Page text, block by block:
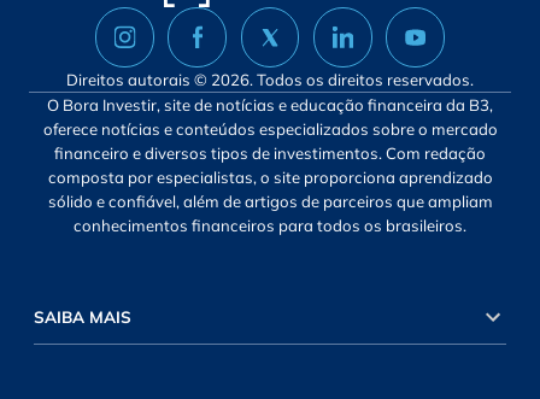
Direitos autorais © 2026. Todos os direitos reservados.
O Bora Investir, site de notícias e educação financeira da B3,
oferece notícias e conteúdos especializados sobre o mercado
financeiro e diversos tipos de investimentos. Com redação
composta por especialistas, o site proporciona aprendizado
sólido e confiável, além de artigos de parceiros que ampliam
conhecimentos financeiros para todos os brasileiros.
SAIBA MAIS